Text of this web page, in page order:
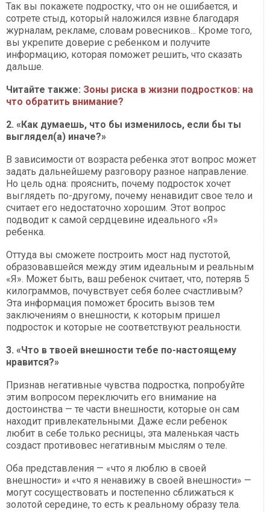
Так вы покажете подростку, что он не ошибается, и
сотрете стыд, который наложился извне благодаря
журналам, рекламе, словам ровесников... Кроме того,
вы укрепите доверие с ребенком и получите
информацию, которая поможет решить, что сказать
дальше.
Читайте также: Зоны риска в жизни подростков: на
что обратить внимание?
2. «Как думаешь, что бы изменилось, если бы ты
выглядел(а) иначе?»
В зависимости от возраста ребенка этот вопрос может
задать дальнейшему разговору разное направление.
Но цель одна: прояснить, почему подросток хочет
выглядеть по-другому, почему ненавидит свое тело и
считает его недостаточно хорошим. Этот вопрос
подводит к самой сердцевине идеального «Я»
ребенка.
Оттуда вы сможете построить мост над пустотой,
образовавшейся между этим идеальным и реальным
«Я». Может быть, ваш ребенок считает, что, потеряв 5
килограммов, почувствует себя более счастливым?
Эта информация поможет бросить вызов тем
заключениям о внешности, к которым пришел
подросток и которые не соответствуют реальности.
3. «Что в твоей внешности тебе по-настоящему
нравится?»
Признав негативные чувства подростка, попробуйте
этим вопросом переключить его внимание на
достоинства — те части внешности, которые он сам
находит привлекательными. Даже если ребенок
любит в себе только ресницы, эта маленькая часть
создаст противовес негативным мыслям о теле.
Оба представления — «что я люблю в своей
внешности» и «что я ненавижу в своей внешности» —
могут сосуществовать и постепенно сближаться к
золотой середине, то есть к реальному образу тела.